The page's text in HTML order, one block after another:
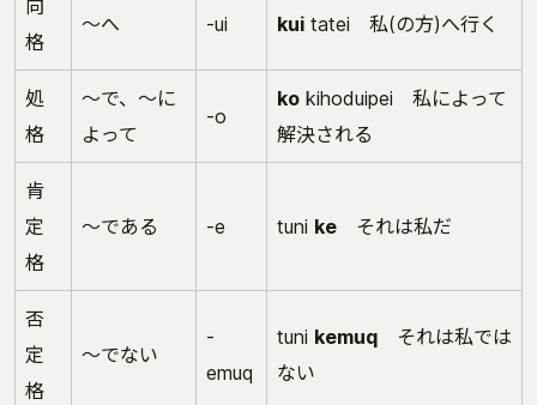
向
格
～へ -ui kui tatei 私(の方)へ行く
処
格
～で、～に
よって
-o
ko kihoduipei 私によって
解決される
肯
定
格
～である -e tuni ke それは私だ
否
定
格
～でない
-
emuq
tuni kemuq それは私では
ない